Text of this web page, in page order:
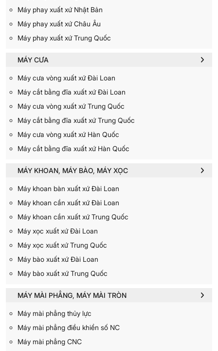
Máy phay xuất xứ Nhật Bản
Máy phay xuất xứ Châu Âu
Máy phay xuất xứ Trung Quốc
MÁY CƯA
Máy cưa vòng xuất xứ Đài Loan
Máy cắt bằng đĩa xuất xứ Đài Loan
Máy cưa vòng xuất xứ Trung Quốc
Máy cắt bằng đĩa xuất xứ Trung Quốc
Máy cưa vòng xuất xứ Hàn Quốc
Máy cắt bằng đĩa xuất xứ Hàn Quốc
MÁY KHOAN, MÁY BÀO, MÁY XỌC
Máy khoan bàn xuất xứ Đài Loan
Máy khoan cần xuất xứ Đài Loan
Máy khoan cần xuất xứ Trung Quốc
Máy xọc xuất xứ Đài Loan
Máy xọc xuất xứ Trung Quốc
Máy bào xuất xứ Đài Loan
Máy bào xuất xứ Trung Quốc
MÁY MÀI PHẲNG, MÁY MÀI TRÒN
Máy mài phẳng thủy lực
Máy mài phẳng điều khiển số NC
Máy mài phẳng CNC